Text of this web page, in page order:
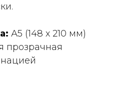
А5 (148 x 210 мм)
прозрачная